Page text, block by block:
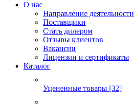
О нас
Направление деятельности
Поставщики
Стать дилером
Отзывы клиентов
Вакансии
Лицензии и сертификаты
Каталог
Уцененные товары [32]